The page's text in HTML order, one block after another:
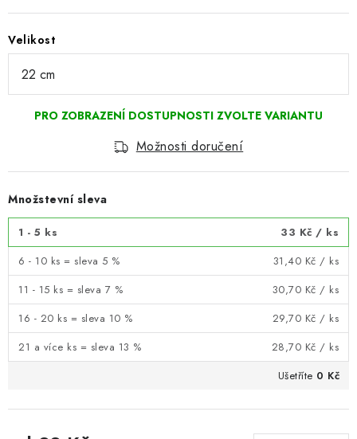
Velikost
Možnosti doručení
Množstevní sleva
1 - 5 ks 33 Kč / ks
6 - 10 ks = sleva 5 %
31,40 Kč / ks
11 - 15 ks = sleva 7 %
30,70 Kč / ks
16 - 20 ks = sleva 10 %
29,70 Kč / ks
21 a více ks = sleva 13 %
28,70 Kč / ks
Ušetříte 0 Kč